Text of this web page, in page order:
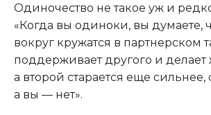
Одиночество не такое уж и
«Когда вы одиноки, вы думаете,
вокруг кружатся в партнерском
поддерживает другого и
а второй старается еще сильнее,
а вы — нет».